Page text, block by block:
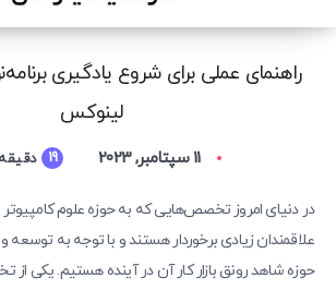
راهنمای عملی برای شروع یادگیری
لینوکس
11 سپتامبر, 2023 19
در دنیای امروز تخصص‌هایی که به حوزه علوم
علاقمندان زیادی برخوردار هستند و با توجه به توسعه
حوزه شاهد رونق بازار کار آن در آینده هستیم. یکی